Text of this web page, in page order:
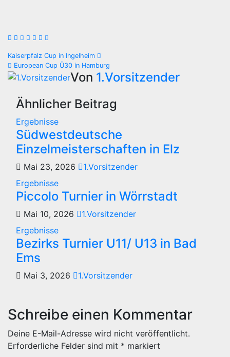
Beitragsnavigation
Kaiserpfalz Cup in Ingelheim
European Cup Ü30 in Hamburg
Von 1.Vorsitzender
Ähnlicher Beitrag
Ergebnisse
Südwestdeutsche
Einzelmeisterschaften in Elz
Mai 23, 2026
1.Vorsitzender
Ergebnisse
Piccolo Turnier in Wörrstadt
Mai 10, 2026
1.Vorsitzender
Ergebnisse
Bezirks Turnier U11/ U13 in Bad
Ems
Mai 3, 2026 1.Vorsitzender
Schreibe einen Kommentar
Deine E-Mail-Adresse wird nicht veröffentlicht.
Erforderliche Felder sind mit * markiert